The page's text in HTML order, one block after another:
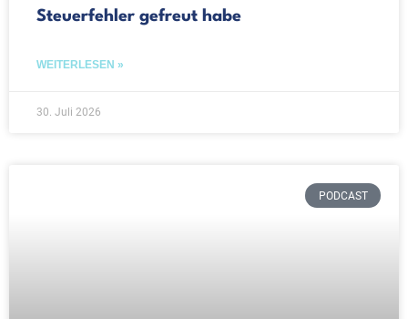
Steuerfehler gefreut habe
WEITERLESEN »
30. Juli 2026
PODCAST